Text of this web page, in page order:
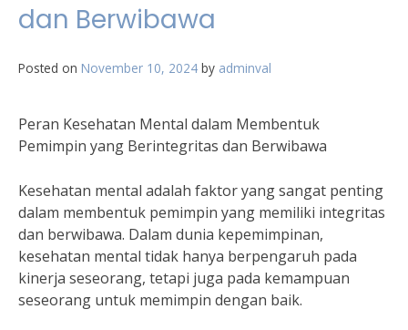
dan Berwibawa
Posted on November 10, 2024 by adminval
Peran Kesehatan Mental dalam Membentuk
Pemimpin yang Berintegritas dan Berwibawa
Kesehatan mental adalah faktor yang sangat penting
dalam membentuk pemimpin yang memiliki integritas
dan berwibawa. Dalam dunia kepemimpinan,
kesehatan mental tidak hanya berpengaruh pada
kinerja seseorang, tetapi juga pada kemampuan
seseorang untuk memimpin dengan baik.